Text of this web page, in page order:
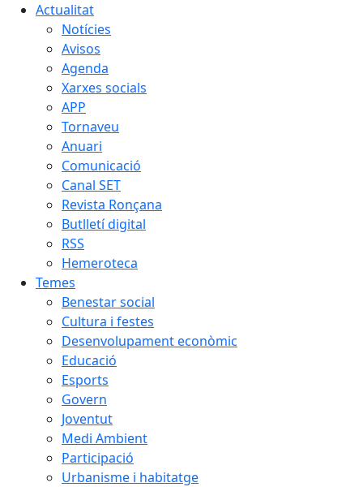
Actualitat
Notícies
Avisos
Agenda
Xarxes socials
APP
Tornaveu
Anuari
Comunicació
Canal SET
Revista Ronçana
Butlletí digital
RSS
Hemeroteca
Temes
Benestar social
Cultura i festes
Desenvolupament econòmic
Educació
Esports
Govern
Joventut
Medi Ambient
Participació
Urbanisme i habitatge